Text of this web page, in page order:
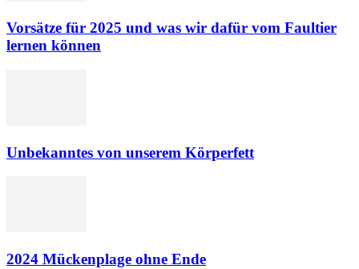
Vorsätze für 2025 und was wir dafür vom Faultier
lernen können
Unbekanntes von unserem Körperfett
2024 Mückenplage ohne Ende